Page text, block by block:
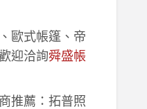
歐式帳篷、帝
迎洽詢舜盛帳
推薦：拓普照